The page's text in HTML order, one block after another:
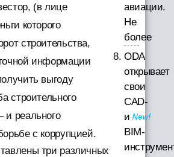
(в лице
которого
строительства,
информации
выгоду
строительного
и реального
с коррупцией.
три различных
авиации.
Не
более
ODA
открывает
свои
CAD-
и
BIM-